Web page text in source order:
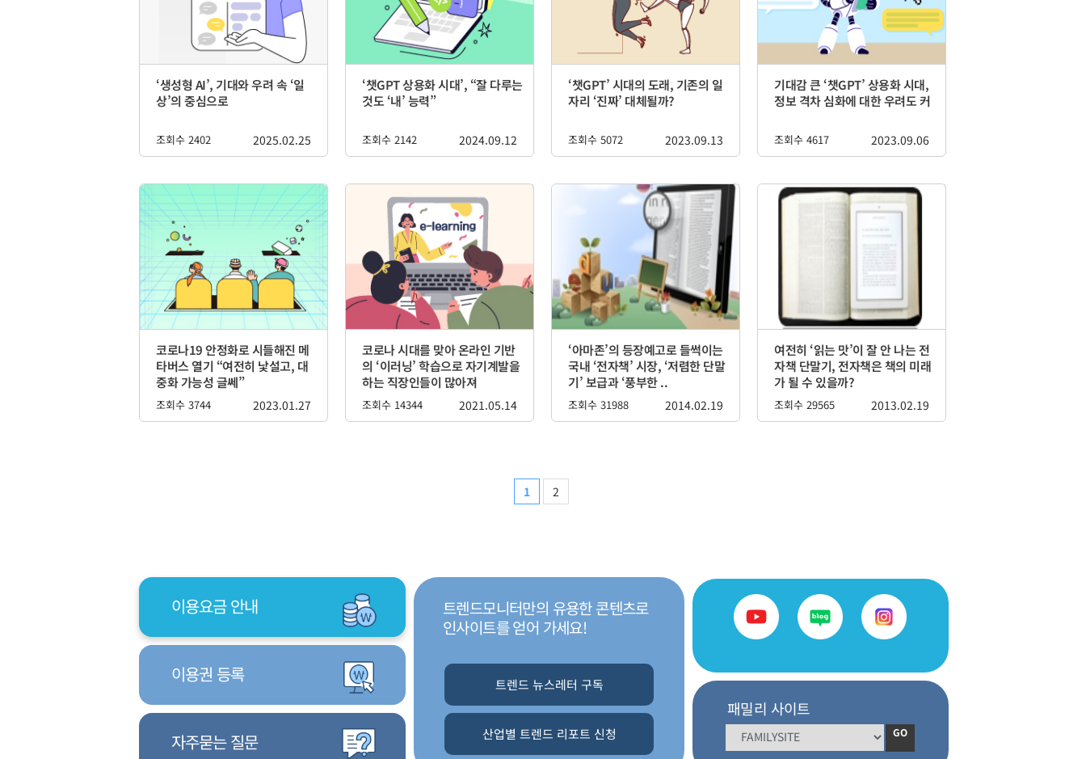
‘생성형 AI’, 기대와 우려 속 ‘일
상’의 중심으로
조회수 2402 2025.02.25
‘챗GPT 상용화 시대’, “잘 다루는
것도 ‘내’ 능력”
조회수 2142 2024.09.12
‘챗GPT’ 시대의 도래, 기존의 일
자리 ‘진짜’ 대체될까?
조회수 5072 2023.09.13
기대감 큰 ‘챗GPT’ 상용화 시대,
정보 격차 심화에 대한 우려도 커
조회수 4617 2023.09.06
코로나19 안정화로 시들해진 메
타버스 열기 “여전히 낯설고, 대
중화 가능성 글쎄”
조회수 3744 2023.01.27
코로나 시대를 맞아 온라인 기반
의 ‘이러닝’ 학습으로 자기계발을
하는 직장인들이 많아져
조회수 14344 2021.05.14
‘아마존’의 등장예고로 들썩이는
국내 ‘전자책’ 시장, ‘저렴한 단말
기’ 보급과 ‘풍부한 ..
조회수 31988 2014.02.19
여전히 ‘읽는 맛’이 잘 안 나는 전
자책 단말기, 전자책은 책의 미래
가 될 수 있을까?
조회수 29565 2013.02.19
1 2
이용요금 안내
이용권 등록
자주묻는 질문
트렌드모니터만의 유용한 콘텐츠로
인사이트를 얻어 가세요!
트렌드 뉴스레터 구독
산업별 트렌드 리포트 신청
패밀리 사이트
GO